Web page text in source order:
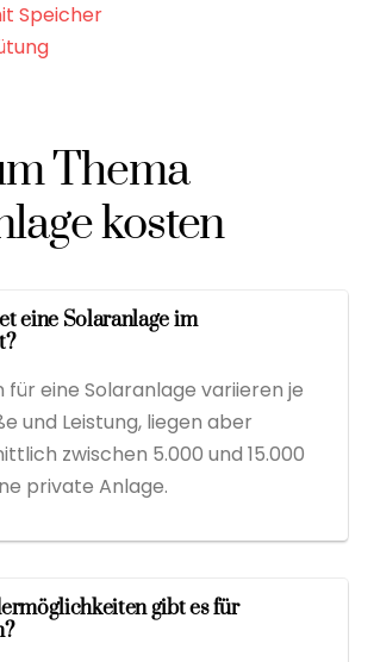
Speicher
Thema
kosten
eine Solaranlage im
für eine Solaranlage variieren je
und Leistung, liegen aber
zwischen 5.000 und 15.000
private Anlage.
gibt es für